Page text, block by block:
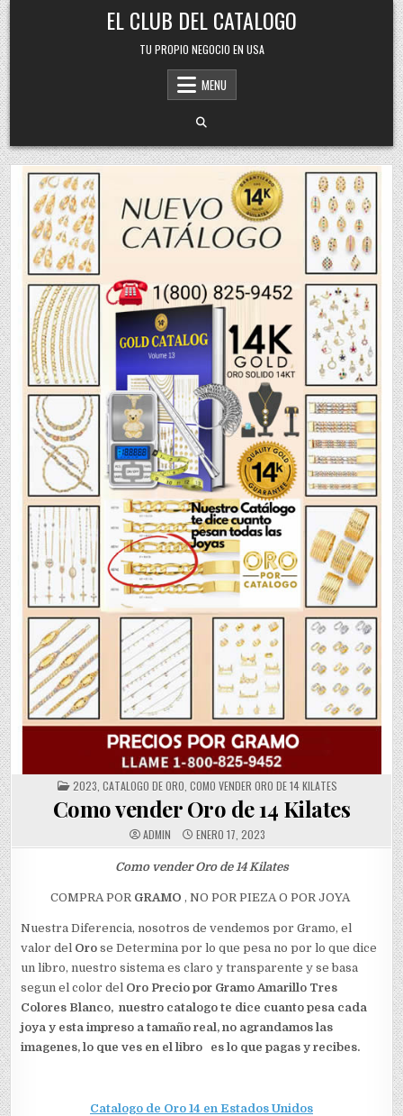
Skip
to
content
EL CLUB DEL CATALOGO
TU PROPIO NEGOCIO EN USA
MENU
POSTED
IN
2023 CATALOGO DE ORO COMO VENDER ORO DE 14 KILATES
Como vender Oro de 14 Kilates
ADMIN ENERO 17, 2023
Como vender Oro de 14 Kilates
COMPRA POR GRAMO , NO POR PIEZA O POR JOYA
Nuestra Diferencia, nosotros de vendemos por Gramo, el
valor del Oro se Determina por lo que pesa no por lo que dice
un libro, nuestro sistema es claro y transparente y se basa
segun el color del Oro Precio por Gramo Amarillo Tres
Colores Blanco, nuestro catalogo te dice cuanto pesa cada
joya y esta impreso a tamaño real, no agrandamos las
imagenes, lo que ves en el libro es lo que pagas y recibes.
Catalogo de Oro 14 en Estados Unidos